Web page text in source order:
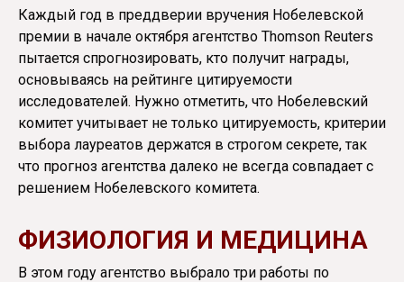
Каждый год в преддверии вручения Нобелевской
премии в начале октября агентство Thomson Reuters
пытается спрогнозировать, кто получит награды,
основываясь на рейтинге цитируемости
исследователей. Нужно отметить, что Нобелевский
комитет учитывает не только цитируемость, критерии
выбора лауреатов держатся в строгом секрете, так
что прогноз агентства далеко не всегда совпадает с
решением Нобелевского комитета.
ФИЗИОЛОГИЯ И МЕДИЦИНА
В этом году агентство выбрало три работы по